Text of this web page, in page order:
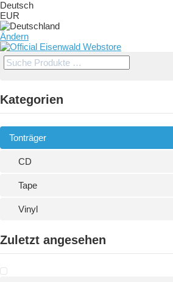
Deutsch
EUR
Ändern
Kategorien
Tonträger
CD
Tape
Vinyl
Zuletzt angesehen